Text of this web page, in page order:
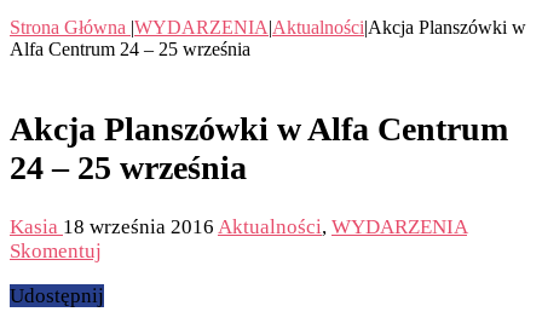
Strona Główna |WYDARZENIA|Aktualności|Akcja Planszówki w
Alfa Centrum 24 – 25 września
Akcja Planszówki w Alfa Centrum
24 – 25 września
Kasia 18 września 2016 Aktualności, WYDARZENIA
Skomentuj
Udostępnij